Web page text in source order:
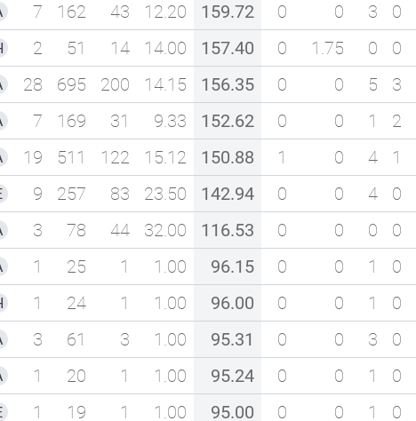
7 162 43 12.20 159.72 0 0 3 0
2 51 14 14.00 157.40 0 1.75 0 0
28 695 200 14.15 156.35 0 0 5 3
7 169 31 9.33 152.62 0 0 1 2
19 511 122 15.12 150.88 1 0 4 1
9 257 83 23.50 142.94 0 0 4 0
3 78 44 32.00 116.53 0 0 0 0
1 25 1 1.00 96.15 0 0 1 0
1 24 1 1.00 96.00 0 0 1 0
3 61 3 1.00 95.31 0 0 3 0
1 20 1 1.00 95.24 0 0 1 0
1 19 1 1.00 95.00 0 0 1 0